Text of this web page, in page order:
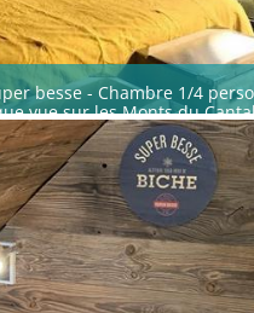
besse - Chambre 1/4
vue sur les Monts du